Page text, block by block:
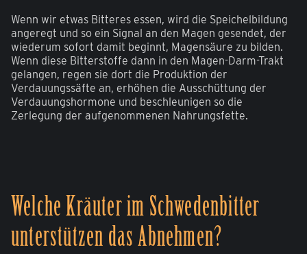
Wenn wir etwas Bitteres essen, wird die Speichelbildung
angeregt und so ein Signal an den Magen gesendet, der
wiederum sofort damit beginnt, Magensäure zu bilden.
Wenn diese Bitterstoffe dann in den Magen-Darm-Trakt
gelangen, regen sie dort die Produktion der
Verdauungssäfte an, erhöhen die Ausschüttung der
Verdauungshormone und beschleunigen so die
Zerlegung der aufgenommenen Nahrungsfette.
Welche Kräuter im Schwedenbitter
unterstützen das Abnehmen?